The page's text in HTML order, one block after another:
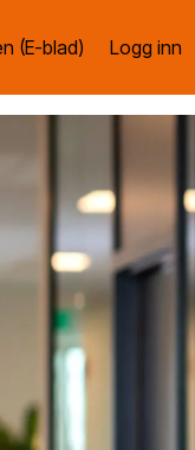
(E-blad) Logg inn